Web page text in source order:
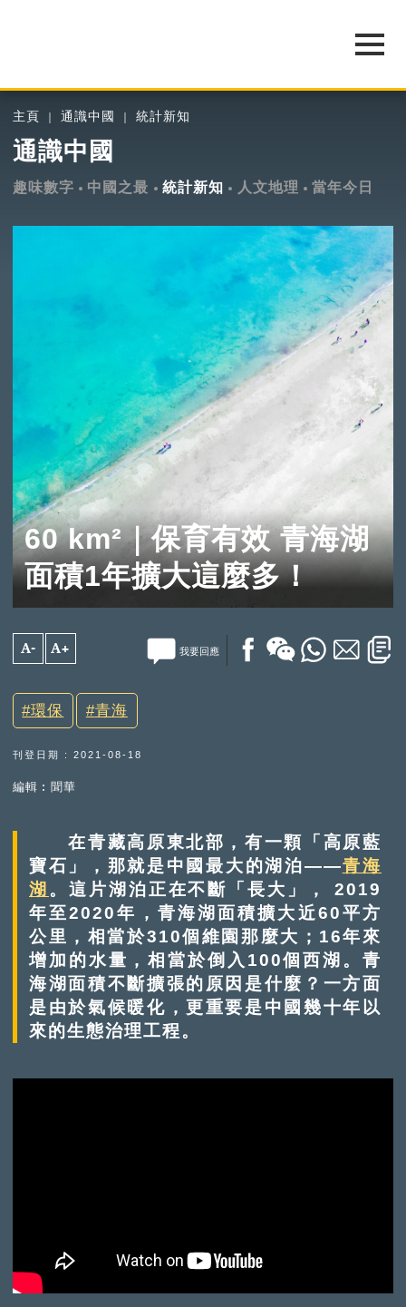
主頁 通識中國 統計新知
通識中國
趣味數字 中國之最 統計新知 人文地理 當年今日
60 km²｜保育有效 青海湖
面積1年擴大這麼多！
A- A+ 我要回應
環保 青海
刊登日期 : 2021-08-18
編輯︰聞華
在青藏高原東北部，有一顆「高原藍
寶石」，那就是中國最大的湖泊——青海
湖 。這片湖泊正在不斷「長大」， 2019
年至2020年，青海湖面積擴大近60平方
公里，相當於310個維園那麼大；16年來
增加的水量，相當於倒入100個西湖。青
海湖面積不斷擴張的原因是什麼？一方面
是由於氣候暖化，更重要是中國幾十年以
來的生態治理工程。